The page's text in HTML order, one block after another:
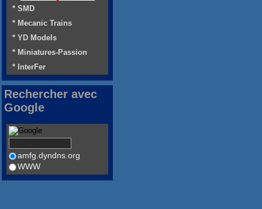
* SMD
* Mecanic Trains
* YD Models
* Miniatures-Passion
* InterFer
Rechercher avec
Google
amfg.dyndns.org
WWW